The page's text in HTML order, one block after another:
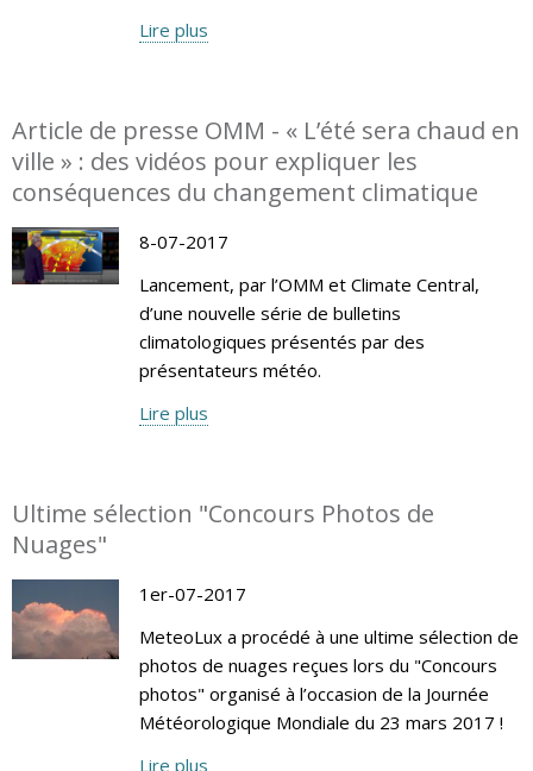
Lire plus
Article de presse OMM - « L’été sera chaud en
ville » : des vidéos pour expliquer les
conséquences du changement climatique
8-07-2017
Lancement, par l’OMM et Climate Central,
d’une nouvelle série de bulletins
climatologiques présentés par des
présentateurs météo.
Lire plus
Ultime sélection "Concours Photos de
Nuages"
1er-07-2017
MeteoLux a procédé à une ultime sélection de
photos de nuages reçues lors du "Concours
photos" organisé à l’occasion de la Journée
Météorologique Mondiale du 23 mars 2017 !
Lire plus